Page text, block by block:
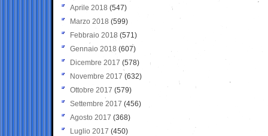
Aprile 2018 (547)
Marzo 2018 (599)
Febbraio 2018 (571)
Gennaio 2018 (607)
Dicembre 2017 (578)
Novembre 2017 (632)
Ottobre 2017 (579)
Settembre 2017 (456)
Agosto 2017 (368)
Luglio 2017 (450)